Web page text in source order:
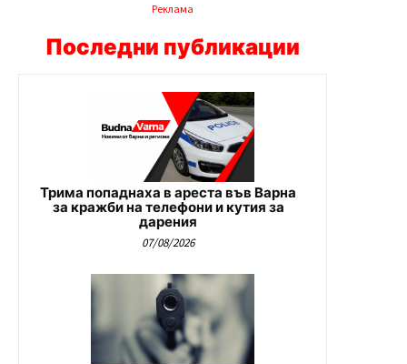
Реклама
Последни публикации
Трима попаднаха в ареста във Варна
за кражби на телефони и кутия за
дарения
07/08/2026